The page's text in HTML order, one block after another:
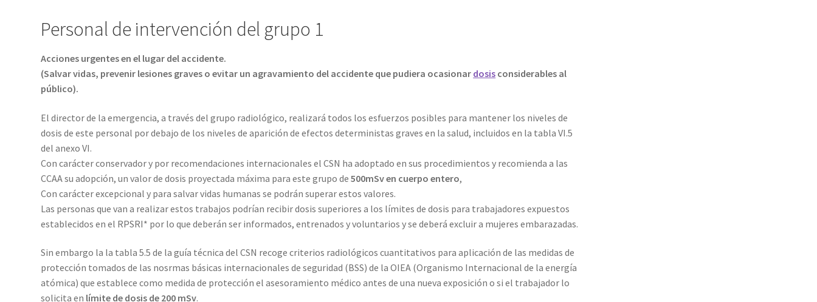
Personal de intervención del grupo 1
Acciones urgentes en el lugar del accidente.
(Salvar vidas, prevenir lesiones graves o evitar un agravamiento del accidente que pudiera ocasionar dosis considerables al
público).
El director de la emergencia, a través del grupo radiológico, realizará todos los esfuerzos posibles para mantener los niveles de
dosis de este personal por debajo de los niveles de aparición de efectos deterministas graves en la salud, incluidos en la tabla VI.5
del anexo VI.
Con carácter conservador y por recomendaciones internacionales el CSN ha adoptado en sus procedimientos y recomienda a las
CCAA su adopción, un valor de dosis proyectada máxima para este grupo de500mSv en cuerpo entero,
Con carácter excepcional y para salvar vidas humanas se podrán superar estos valores.
Las personas que van a realizar estos trabajos podrían recibir dosis superiores a los límites de dosis para trabajadores expuestos
establecidos en el RPSRI* por lo que deberán ser informados, entrenados y voluntarios y se deberá excluir a mujeres embarazadas.
Sin embargo la la tabla 5.5 de la guía técnica del CSN recoge criterios radiológicos cuantitativos para aplicación de las medidas de
protección tomados de las nosrmas básicas internacionales de seguridad (BSS) de la OIEA (Organismo Internacional de la energía
atómica) que establece como medida de protección el asesoramiento médico antes de una nueva exposición o si el trabajador lo
solicita en límite de dosis de 200 mSv.